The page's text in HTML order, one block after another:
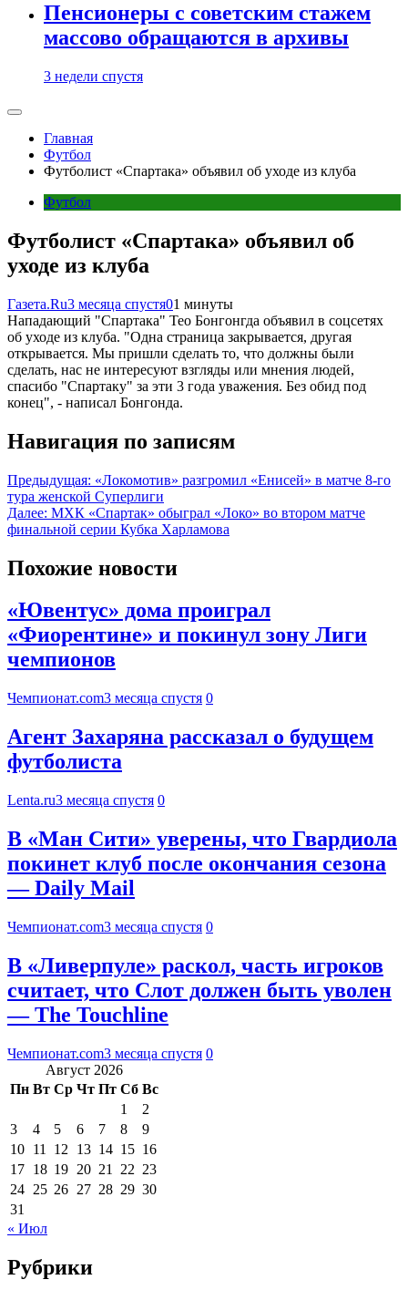
Пенсионеры с советским стажем
массово обращаются в архивы
3 недели спустя
Главная
Футбол
Футболист «Спартака» объявил об уходе из клуба
Футбол
Футболист «Спартака» объявил об
уходе из клуба
Газета.Ru3 месяца спустя01 минуты
Нападающий "Спартака" Тео Бонгонгда объявил в соцсетях
об уходе из клуба. "Одна страница закрывается, другая
открывается. Мы пришли сделать то, что должны были
сделать, нас не интересуют взгляды или мнения людей,
спасибо "Спартаку" за эти 3 года уважения. Без обид под
конец", - написал Бонгонда.
Навигация по записям
Предыдущая: «Локомотив» разгромил «Енисей» в матче 8-го
тура женской Суперлиги
Далее: МХК «Спартак» обыграл «Локо» во втором матче
финальной серии Кубка Харламова
Похожие новости
«Ювентус» дома проиграл
«Фиорентине» и покинул зону Лиги
чемпионов
Чемпионат.com3 месяца спустя 0
Агент Захаряна рассказал о будущем
футболиста
Lenta.ru3 месяца спустя 0
В «Ман Сити» уверены, что Гвардиола
покинет клуб после окончания сезона
— Daily Mail
Чемпионат.com3 месяца спустя 0
В «Ливерпуле» раскол, часть игроков
считает, что Слот должен быть уволен
— The Touchline
Чемпионат.com3 месяца спустя 0
Август 2026
Пн Вт Ср Чт Пт Сб Вс
1
2
3
4 5 6 7 8
9
10 11 12 13 14 15 16
17 18 19 20 21 22 23
24 25 26 27 28 29 30
31
« Июл
Рубрики